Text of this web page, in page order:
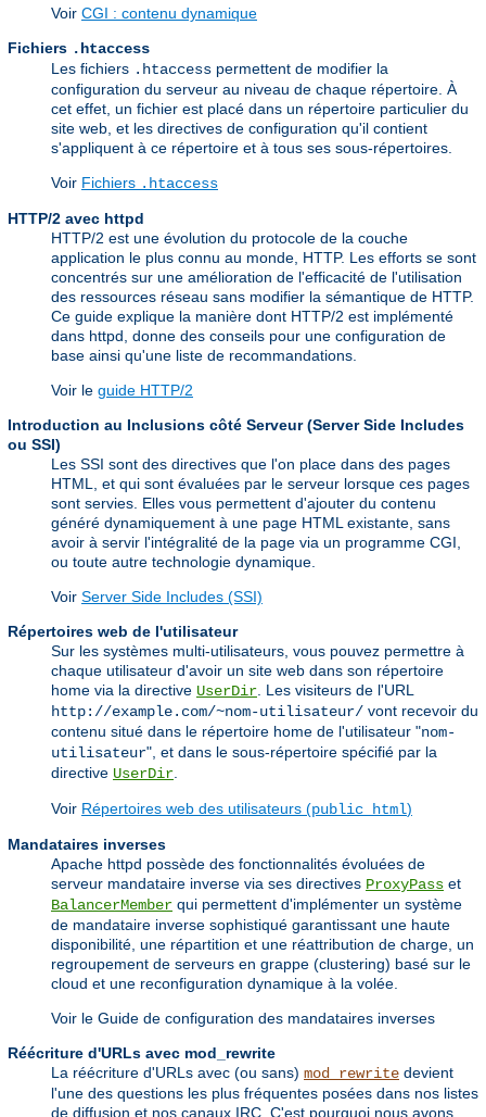
Voir CGI : contenu dynamique
Fichiers .htaccess
Les fichiers .htaccess permettent de modifier la
configuration du serveur au niveau de chaque répertoire. À
cet effet, un fichier est placé dans un répertoire particulier du
site web, et les directives de configuration qu'il contient
s'appliquent à ce répertoire et à tous ses sous-répertoires.
Voir Fichiers .htaccess
HTTP/2 avec httpd
HTTP/2 est une évolution du protocole de la couche
application le plus connu au monde, HTTP. Les efforts se sont
concentrés sur une amélioration de l'efficacité de l'utilisation
des ressources réseau sans modifier la sémantique de HTTP.
Ce guide explique la manière dont HTTP/2 est implémenté
dans httpd, donne des conseils pour une configuration de
base ainsi qu'une liste de recommandations.
Voir le guide HTTP/2
Introduction au Inclusions côté Serveur (Server Side Includes
ou SSI)
Les SSI sont des directives que l'on place dans des pages
HTML, et qui sont évaluées par le serveur lorsque ces pages
sont servies. Elles vous permettent d'ajouter du contenu
généré dynamiquement à une page HTML existante, sans
avoir à servir l'intégralité de la page via un programme CGI,
ou toute autre technologie dynamique.
Voir Server Side Includes (SSI)
Répertoires web de l'utilisateur
Sur les systèmes multi-utilisateurs, vous pouvez permettre à
chaque utilisateur d'avoir un site web dans son répertoire
home via la directive UserDir . Les visiteurs de l'URL
http://example.com/~nom-utilisateur/ vont recevoir du
contenu situé dans le répertoire home de l'utilisateur "nom-
utilisateur", et dans le sous-répertoire spécifié par la
directive UserDir
Voir Répertoires web des utilisateurs (public_html)
Mandataires inverses
Apache httpd possède des fonctionnalités évoluées de
serveur mandataire inverse via ses directives ProxyPass et
BalancerMember qui permettent d'implémenter un système
de mandataire inverse sophistiqué garantissant une haute
disponibilité, une répartition et une réattribution de charge, un
regroupement de serveurs en grappe (clustering) basé sur le
cloud et une reconfiguration dynamique à la volée.
Voir le Guide de configuration des mandataires inverses
Réécriture d'URLs avec mod_rewrite
La réécriture d'URLs avec (ou sans) mod_rewrite devient
l'une des questions les plus fréquentes posées dans nos listes
de diffusion et nos canaux IRC. C'est pourquoi nous avons